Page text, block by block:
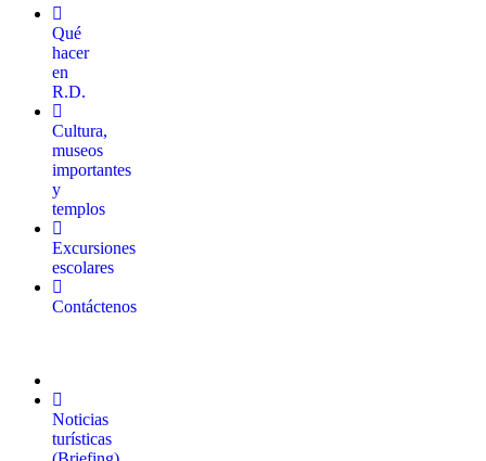
Qué
hacer
en
R.D.
Cultura,
museos
importantes
y
templos
Excursiones
escolares
Contáctenos
Noticias
turísticas